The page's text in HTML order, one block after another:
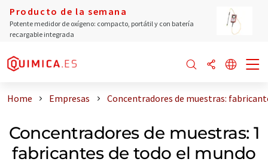
Producto de la semana
Potente medidor de oxígeno: compacto, portátil y con batería
recargable integrada
Home Empresas Concentradores de muestras:
Concentradores de muestras: 1
fabricantes de todo el mundo